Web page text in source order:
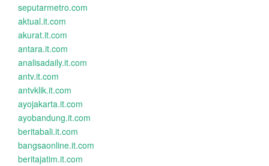
seputarmetro.com
aktual.it.com
akurat.it.com
antara.it.com
analisadaily.it.com
antv.it.com
antvklik.it.com
ayojakarta.it.com
ayobandung.it.com
beritabali.it.com
bangsaonline.it.com
beritajatim.it.com